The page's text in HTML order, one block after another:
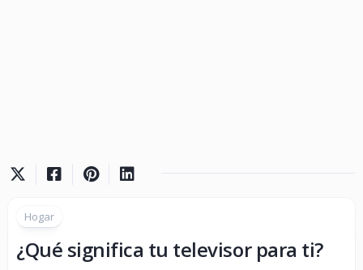
Hogar
¿Qué significa tu televisor para ti?